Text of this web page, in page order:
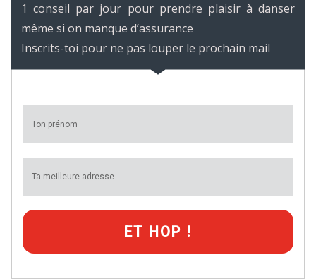
1 conseil par jour pour prendre plaisir à danser
même si on manque d’assurance
Inscrits-toi pour ne pas louper le prochain mail
ET HOP !